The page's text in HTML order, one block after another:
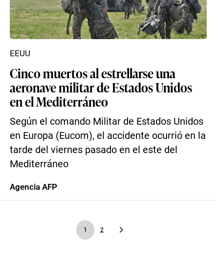
Cinco muertos al estrellarse una
aeronave militar de Estados Unidos
en el Mediterráneo
Según el comando Militar de Estados Unidos
en Europa (Eucom), el accidente ocurrió en la
tarde del viernes pasado en el este del
Mediterráneo
EEUU
Agencia AFP
1 2